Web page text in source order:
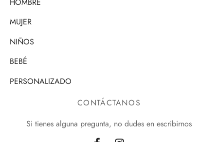
HOMBRE
MUJER
NIÑOS
BEBÉ
PERSONALIZADO
CONTÁCTANOS
Si tienes alguna pregunta, no dudes en escribirnos